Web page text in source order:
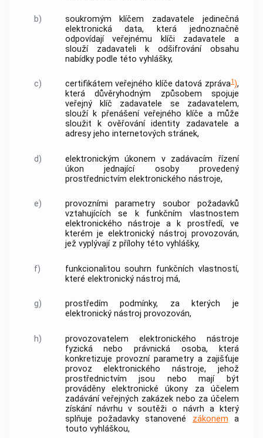
b) soukromým klíčem zadavatele jedinečná
elektronická data, která jednoznačně
odpovídajíveřejnému klíči zadavatele a
slouží zadavateli k odšifrování obsahu
nabídky podle této vyhlášky,
c) certifikátem veřejného klíče datová zpráva1),
která důvěryhodným způsobem spojuje
veřejný klíč zadavatele se zadavatelem,
slouží k přenášení veřejného klíče a může
sloužit k ověřování identity zadavatele a
adresy jeho internetových stránek,
d)
elektronickým úkonem v zadávacím řízení
úkon jednající osoby provedený
prostřednictvím elektronického nástroje,
e) provozními parametry soubor požadavků
vztahujících se k funkčním vlastnostem
elektronického nástroje a k prostředí, ve
kterém jeelektronický nástroj provozován,
jež vyplývají z přílohy této vyhlášky,
f) funkcionalitou souhrn funkčních vlastností,
které elektronický nástroj má,
g) prostředím podmínky, za kterých je
elektronický nástroj provozován,
h)
provozovatelem elektronického nástroje
fyzická nebo právnická osoba, která
konkretizuje provozní parametrya zajišťuje
provozelektronického nástroje, jehož
prostřednictvím jsou nebo mají být
prováděny elektronické úkony za účelem
zadávání veřejných zakázeknebo za účelem
získání návrhu vsoutěži o návrh a který
splňuje požadavky stanovené zákonem a
touto vyhláškou,